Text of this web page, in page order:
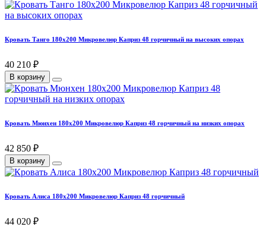
Кровать Танго 180х200 Микровелюр Каприз 48 горчичный на высоких опорах
40 210 ₽
В корзину
Кровать Мюнхен 180х200 Микровелюр Каприз 48 горчичный на низких опорах
42 850 ₽
В корзину
Кровать Алиса 180х200 Микровелюр Каприз 48 горчичный
44 020 ₽